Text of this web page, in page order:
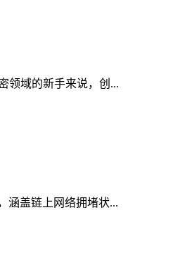
领域的新手来说，创...
涵盖链上网络拥堵状...